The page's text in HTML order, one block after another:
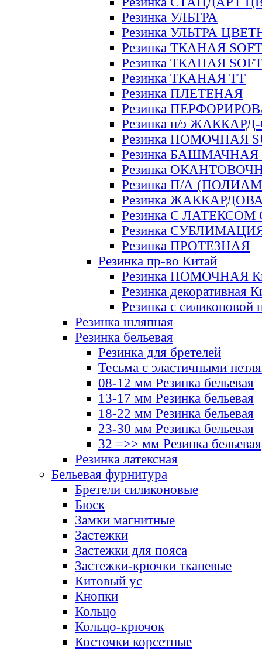
Резинка УЛЬТРА
Резинка УЛЬТРА
Резинка ТКАНАЯ SOFT
Резинка ТКАНАЯ
Резинка ТКАНАЯ ТТ
Резинка ПЛЕТЕНАЯ
Резинка
Резинка п/э
Резинка ПОМОЧНАЯ
Резинка БАШМАЧНАЯ
Резинка
Резинка П/А
Резинка
Резинка С ЛАТЕКСОМ
Резинка
Резинка ПРОТЕЗНАЯ
Резинка пр-во Китай
Резинка ПОМОЧНАЯ
Резинка декоративная
Резинка с силиконовой
Резинка шляпная
Резинка бельевая
Резинка для бретелей
Тесьма с эластичными
08-12 мм Резинка бельевая
13-17 мм Резинка бельевая
18-22 мм Резинка бельевая
23-30 мм Резинка бельевая
32 =>> мм Резинка бельевая
Резинка латексная
Бельевая фурнитура
Бретели силиконовые
Бюск
Замки магнитные
Застежки
Застежки для пояса
Застежки-крючки тканевые
Китовый ус
Кнопки
Кольцо
Кольцо-крючок
Косточки корсетные